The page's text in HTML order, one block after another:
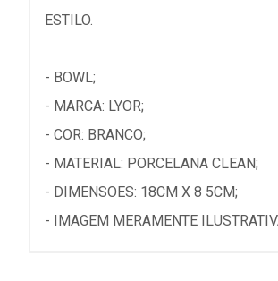
ESTILO.
- BOWL;
- MARCA: LYOR;
- COR: BRANCO;
- MATERIAL: PORCELANA CLEAN;
- DIMENSOES: 18CM X 8 5CM;
- IMAGEM MERAMENTE